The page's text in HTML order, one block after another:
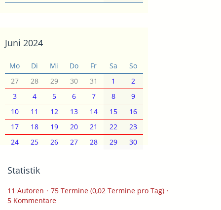
Juni 2024
Mo Di Mi Do Fr Sa
So
27
28 29 30 31 1
2
3
4 5 6 7 8
9
10
11 12 13 14 15
16
17
18 19 20 21 22
23
24
25 26 27 28 29 30
Statistik
11 Autoren
75 Termine (0,02 Termine pro Tag)
5 Kommentare